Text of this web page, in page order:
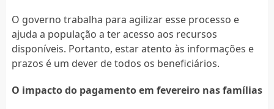
O governo trabalha para agilizar esse processo e
ajuda a população a ter acesso aos recursos
disponíveis. Portanto, estar atento às informações e
prazos é um dever de todos os beneficiários.
O impacto do pagamento em fevereiro nas famílias